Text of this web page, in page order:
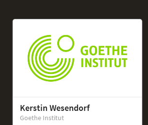
Kerstin Wesendorf
Goethe Institut